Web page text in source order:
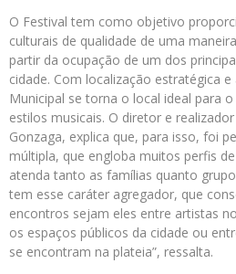
O Festival tem como objetivo
culturais de qualidade de uma
partir da ocupação de um dos
cidade. Com localização estratégica
Municipal se torna o local ideal para
estilos musicais. O diretor e
Gonzaga, explica que, para isso, foi
múltipla, que engloba muitos perfis
atenda tanto as famílias quanto
tem esse caráter agregador, que
encontros sejam eles entre artistas
os espaços públicos da cidade ou
se encontram na plateia”, ressalta.